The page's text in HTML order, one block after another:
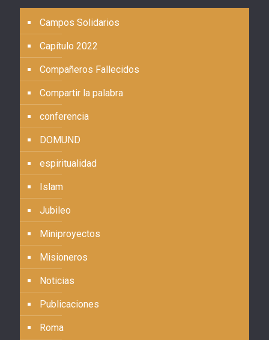
Campos Solidarios
Capítulo 2022
Compañeros Fallecidos
Compartir la palabra
conferencia
DOMUND
espiritualidad
Islam
Jubileo
Miniproyectos
Misioneros
Noticias
Publicaciones
Roma